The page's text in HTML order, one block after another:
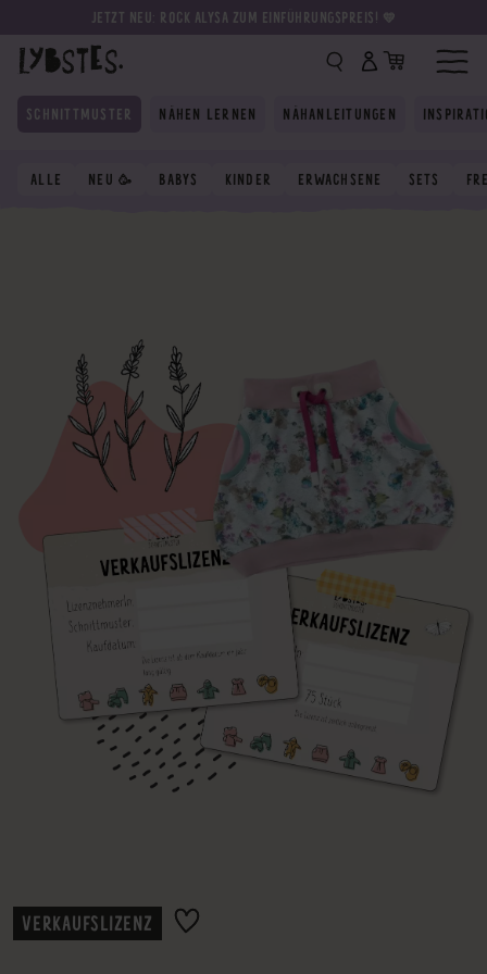
JETZT NEU: ROCK ALYSA ZUM EINFÜHRUNGSPREIS! 💛
SCHNITTMUSTER
ALLE NEU 🥳 BABYS KINDER ERWACHSENE SETS
NÄHEN LERNEN NÄHANLEITUNGEN
VERKAUFSLIZENZ